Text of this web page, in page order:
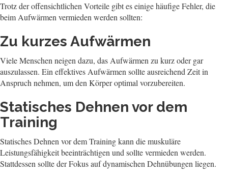
Trotz der offensichtlichen Vorteile gibt es einige häufige Fehler, die
beim Aufwärmen vermieden werden sollten:
Zu kurzes Aufwärmen
Viele Menschen neigen dazu, das Aufwärmen zu kurz oder gar
auszulassen. Ein effektives Aufwärmen sollte ausreichend Zeit in
Anspruch nehmen, um den Körper optimal vorzubereiten.
Statisches Dehnen vor dem
Training
Statisches Dehnen vor dem Training kann die muskuläre
Leistungsfähigkeit beeinträchtigen und sollte vermieden werden.
Stattdessen sollte der Fokus auf dynamischen Dehnübungen liegen.